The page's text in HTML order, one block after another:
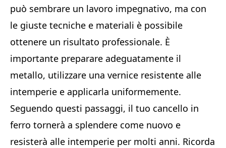
può sembrare un lavoro impegnativo, ma con
le giuste tecniche e materiali è possibile
ottenere un risultato professionale. È
importante preparare adeguatamente il
metallo, utilizzare una vernice resistente alle
intemperie e applicarla uniformemente.
Seguendo questi passaggi, il tuo cancello in
ferro tornerà a splendere come nuovo e
resisterà alle intemperie per molti anni. Ricorda